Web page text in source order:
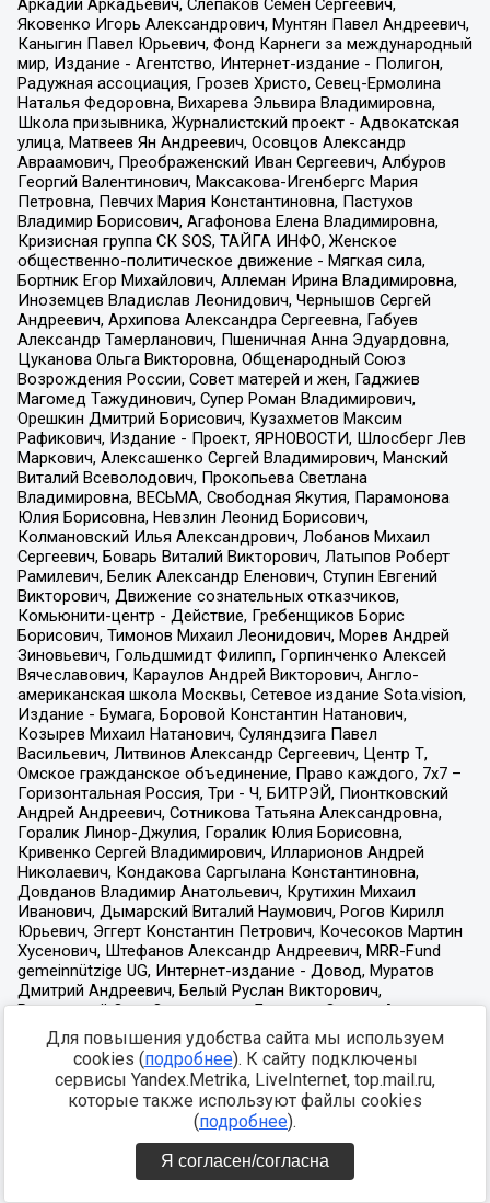
Для повышения удобства сайта мы используем
cookies (подробнее). К сайту подключены
сервисы Yandex.Metrika, LiveInternet, top.mail.ru,
которые также используют файлы cookies
(подробнее).
Я согласен/согласна